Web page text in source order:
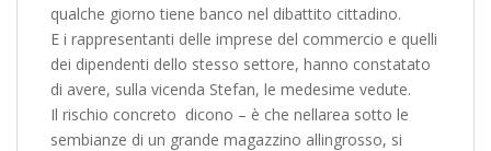
qualche giorno tiene banco nel dibattito cittadino.
E i rappresentanti delle imprese del commercio e quelli
dei dipendenti dello stesso settore, hanno constatato
di avere, sulla vicenda Stefan, le medesime vedute.
Il rischio concreto  dicono – è che nellarea sotto le
sembianze di un grande magazzino allingrosso, si